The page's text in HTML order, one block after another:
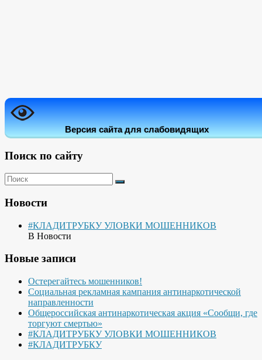
Версия сайта для слабовидящих
Поиск по сайту
Новости
#КЛАДИТРУБКУ УЛОВКИ МОШЕННИКОВ
В Новости
Новые записи
Остерегайтесь мошенников!
Социальная рекламная кампания антинаркотической
направленности
Общероссийская антинаркотическая акция «Сообщи, где
торгуют смертью»
#КЛАДИТРУБКУ УЛОВКИ МОШЕННИКОВ
#КЛАДИТРУБКУ